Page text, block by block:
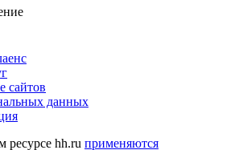
сайтов
данных
hh.ru применяются